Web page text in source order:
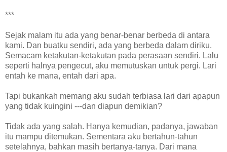
***
Sejak malam itu ada yang benar-benar berbeda di antara
kami. Dan buatku sendiri, ada yang berbeda dalam diriku.
Semacam ketakutan-ketakutan pada perasaan sendiri. Lalu
seperti halnya pengecut, aku memutuskan untuk pergi. Lari
entah ke mana, entah dari apa.
Tapi bukankah memang aku sudah terbiasa lari dari apapun
yang tidak kuingini ---dan diapun demikian?
Tidak ada yang salah. Hanya kemudian, padanya, jawaban
itu mampu ditemukan. Sementara aku bertahun-tahun
setelahnya, bahkan masih bertanya-tanya. Dari mana